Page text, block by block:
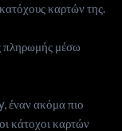
καρτών της.
πληρωμής μέσω
έναν ακόμα πιο
κάτοχοι καρτών